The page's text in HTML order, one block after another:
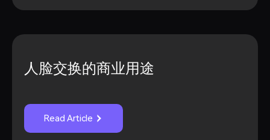
人脸交换的商业用途
Read Article